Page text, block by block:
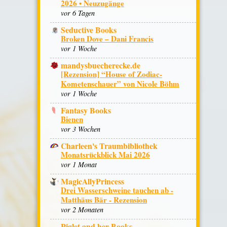
2026 • Neuzugänge
vor 6 Tagen
Seductive Books
Broken Dove – Dani Francis
vor 1 Woche
mandysbuecherecke.de
[Rezension] “House of Zodiac-
Kometenschauer” von Nicole Böhm
vor 1 Woche
Fantasy Books
Bienen
vor 3 Wochen
Charleen's Traumbibliothek
Monatsrückblick Mai 2026
vor 1 Monat
MagicAllyPrincess
Drei Wasserschweine tauchen ab -
Matthäus Bär - Rezension
vor 2 Monaten